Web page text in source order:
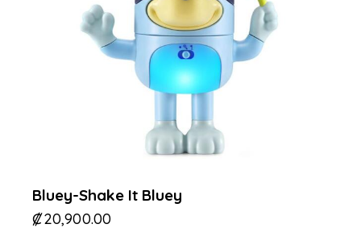
Bluey-Shake It Bluey
₡20,900.00